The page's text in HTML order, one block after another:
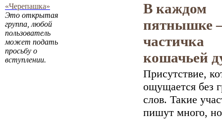
«Черепашка»
Это открытая
группа, любой
пользователь
может подать
просьбу о
вступлении.
В каждом
пятнышке
частичка
кошачьей
Присутствие,
ощущается без
слов. Такие
пишут много,